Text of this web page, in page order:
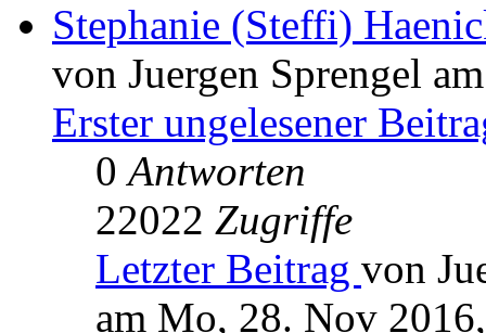
Stephanie (Steffi)
von Juergen Sprengel
Erster ungelesener
0Antworten
22022 Zugriffe
Letzter Beitrag von
am Mo, 28. Nov